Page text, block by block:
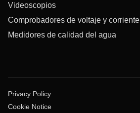
Videoscopios
Comprobadores de voltaje y corriente
Medidores de calidad del agua
Privacy Policy
Cookie Notice